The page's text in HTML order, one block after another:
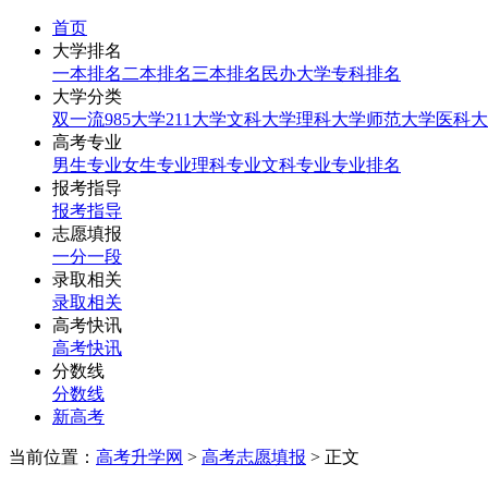
首页
大学排名
一本排名 二本排名三本排名 民办大学专科排名
大学分类
双一流985大学211大学文科大学理科大学师范大学医科
高考专业
男生专业女生专业理科专业文科专业专业排名
报考指导
报考指导
志愿填报
一分一段
录取相关
录取相关
高考快讯
高考快讯
分数线
分数线
新高考
当前位置： 高考升学网 > 高考志愿填报 > 正文